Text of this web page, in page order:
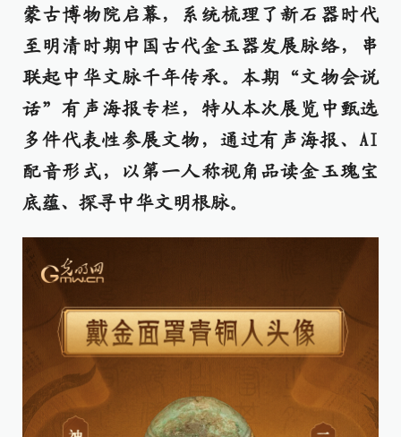
蒙古博物院启幕，系统梳理了新石器时代
至明清时期中国古代金玉器发展脉络，串
联起中华文脉千年传承。本期“文物会说
话”有声海报专栏，特从本次展览中甄选
多件代表性参展文物，通过有声海报、AI
配音形式，以第一人称视角品读金玉瑰宝
底蕴、探寻中华文明根脉。